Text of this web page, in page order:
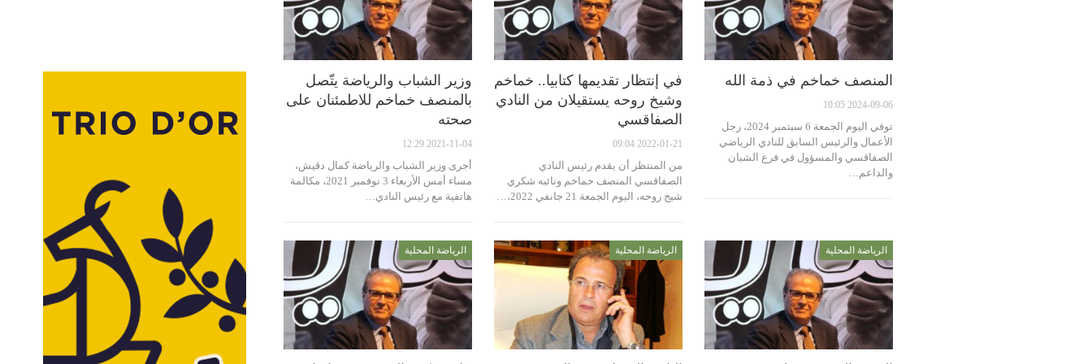
المنصف خماخم في ذمة الله
2024-09-06 10:05
توفي اليوم الجمعة 6 سبتمبر 2024، رجل
الأعمال والرئيس السابق للنادي الرياضي
الصفاقسي والمسؤول في فرع الشبان
والداعم…
في إنتظار تقديمها كتابيا.. خماخم
وشيخ روحه يستقيلان من النادي
الصفاقسي
2022-01-21 09:04
من المنتظر أن يقدم رئيس النادي
الصفاقسي المنصف خماخم ونائبه شكري
شيخ روحه، اليوم الجمعة 21 جانفي 2022،…
وزير الشباب والرياضة يتّصل
بالمنصف خماخم للاطمئنان على
صحته
2021-11-04 12:29
أجرى وزير الشباب والرياضة كمال دقيش،
مساء أمس الأربعاء 3 نوفمبر 2021، مكالمة
هاتفية مع رئيس النادي…
الرياضة المحلية الرياضة المحلية الرياضة المحلية